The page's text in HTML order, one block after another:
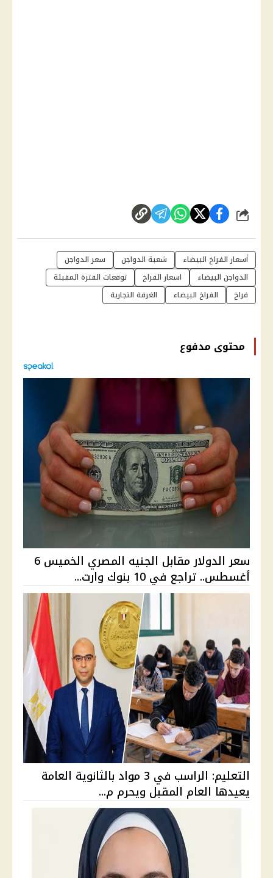
شارك
أسعار الفراخ البيضاء شعبة الدواجن
سعر الدواجن
الدواجن البيضاء
اسعار الفراخ
توقعات الفترة المقبلة
فراخ
الفراخ البيضاء الغرفة التجارية
محتوى مدفوع
سعر الدولار مقابل الجنيه المصري الخميس 6
أغسطس.. تراجع في 10 بنوك وارت...
التعليم: الراسب في 3 مواد بالثانوية العامة
يعيدها العام المقبل ويحرم م...